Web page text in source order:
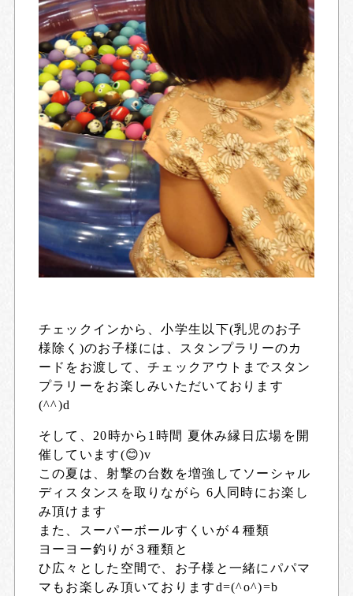
チェックインから、小学生以下(乳児のお子
様除く)のお子様には、スタンプラリーのカ
ードをお渡して、チェックアウトまでスタン
プラリーをお楽しみいただいております
(^^)d
そして、20時から1時間 夏休み縁日広場を開
催しています(😊)v
この夏は、射撃の台数を増強してソーシャル
ディスタンスを取りながら 6人同時にお楽し
み頂けます
また、スーパーボールすくいが４種類
ヨーヨー釣りが３種類と
ひ広々とした空間で、お子様と一緒にパパマ
マもお楽しみ頂いておりますd=(^o^)=b